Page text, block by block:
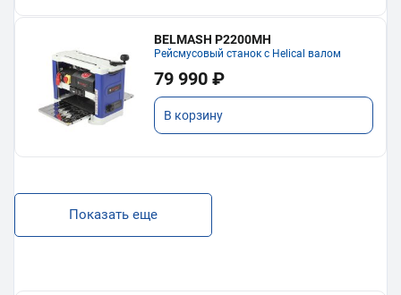
BELMASH P2200MH
Рейсмусовый станок с Helical валом
79 990 ₽
В корзину
Показать еще